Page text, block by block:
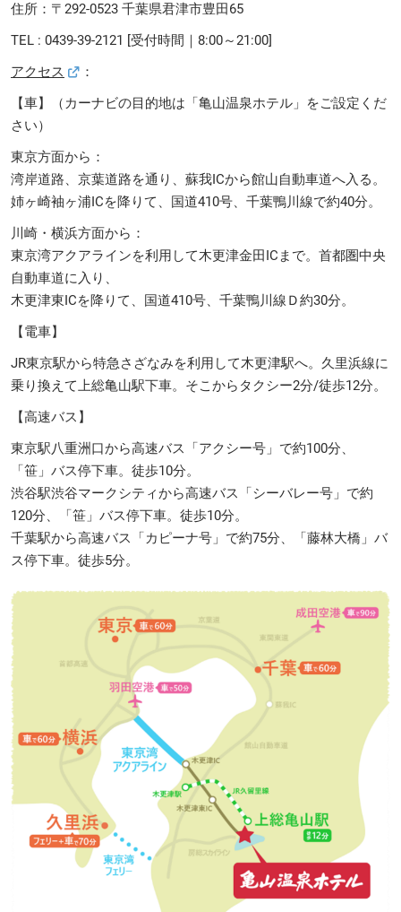
住所：〒292-0523 千葉県君津市豊田65
TEL : 0439-39-2121 [受付時間｜8:00～21:00]
アクセス
：
【車】（カーナビの目的地は「亀山温泉ホテル」をご設定くだ
さい）
東京方面から：
湾岸道路、京葉道路を通り、蘇我ICから館山自動車道へ入る。
姉ヶ崎袖ヶ浦ICを降りて、国道410号、千葉鴨川線で約40分。
川崎・横浜方面から：
東京湾アクアラインを利用して木更津金田ICまで。首都圏中央
自動車道に入り、
木更津東ICを降りて、国道410号、千葉鴨川線Ｄ約30分。
【電車】
JR東京駅から特急さざなみを利用して木更津駅へ。久里浜線に
乗り換えて上総亀山駅下車。そこからタクシー2分/徒歩12分。
【高速バス】
東京駅八重洲口から高速バス「アクシー号」で約100分、
「笹」バス停下車。徒歩10分。
渋谷駅渋谷マークシティから高速バス「シーバレー号」で約
120分、「笹」バス停下車。徒歩10分。
千葉駅から高速バス「カピーナ号」で約75分、「藤林大橋」バ
ス停下車。徒歩5分。